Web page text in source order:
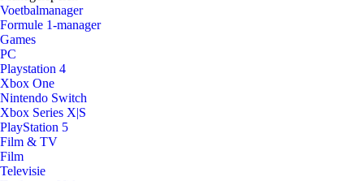
Voetbalmanager
Formule 1-manager
Games
PC
Playstation 4
Xbox One
Nintendo Switch
Xbox Series X|S
PlayStation 5
Film & TV
Film
Televisie